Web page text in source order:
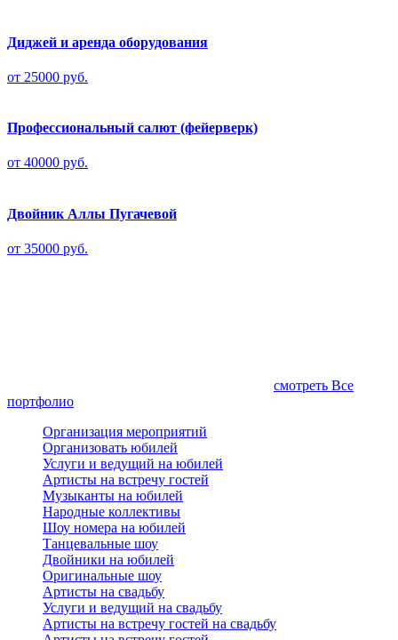
Диджей и аренда оборудования
от 25000 руб.
Профессиональный салют (фейерверк)
от 40000 руб.
Двойник Аллы Пугачевой
от 35000 руб.
смотреть Все
портфолио
Организация мероприятий
Организовать юбилей
Услуги и ведущий на юбилей
Артисты на встречу гостей
Музыканты на юбилей
Народные коллективы
Шоу номера на юбилей
Танцевальные шоу
Двойники на юбилей
Оригинальные шоу
Артисты на свадьбу
Услуги и ведущий на свадьбу
Артисты на встречу гостей на свадьбу